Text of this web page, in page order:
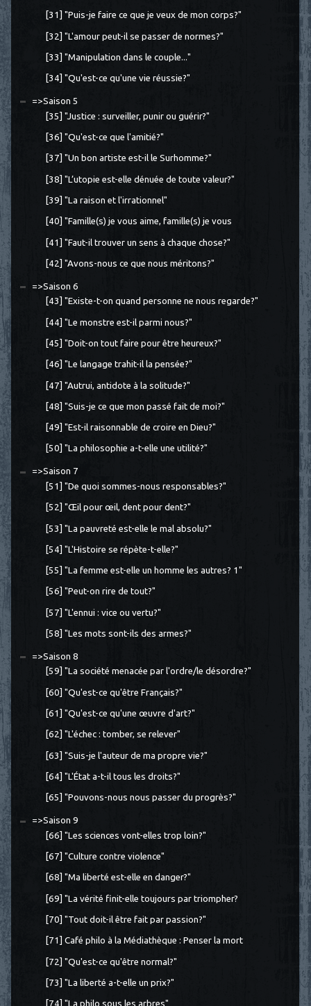
[31] "Puis-je faire ce que je veux de mon corps?"
[32] "L'amour peut-il se passer de normes?"
[33] "Manipulation dans le couple..."
[34] "Qu'est-ce qu'une vie réussie?"
=>Saison 5
[35] "Justice : surveiller, punir ou guérir?"
[36] "Qu'est-ce que l'amitié?"
[37] "Un bon artiste est-il le Surhomme?"
[38] "L’utopie est-elle dénuée de toute valeur?"
[39] "La raison et l'irrationnel"
[40] "Famille(s) je vous aime, famille(s) je vous
[41] "Faut-il trouver un sens à chaque chose?"
[42] "Avons-nous ce que nous méritons?"
=>Saison 6
[43] "Existe-t-on quand personne ne nous regarde?"
[44] "Le monstre est-il parmi nous?"
[45] "Doit-on tout faire pour être heureux?"
[46] "Le langage trahit-il la pensée?"
[47] "Autrui, antidote à la solitude?"
[48] "Suis-je ce que mon passé fait de moi?"
[49] "Est-il raisonnable de croire en Dieu?"
[50] "La philosophie a-t-elle une utilité?"
=>Saison 7
[51] "De quoi sommes-nous responsables?"
[52] "Œil pour œil, dent pour dent?"
[53] "La pauvreté est-elle le mal absolu?"
[54] "L'Histoire se répète-t-elle?"
[55] "La femme est-elle un homme les autres? 1"
[56] "Peut-on rire de tout?"
[57] "L'ennui : vice ou vertu?"
[58] "Les mots sont-ils des armes?"
=>Saison 8
[59] "La société menacée par l'ordre/le désordre?"
[60] "Qu'est-ce qu'être Français?"
[61] "Qu'est-ce qu'une œuvre d'art?"
[62] "L'échec : tomber, se relever"
[63] "Suis-je l'auteur de ma propre vie?"
[64] "L'État a-t-il tous les droits?"
[65] "Pouvons-nous nous passer du progrès?"
=>Saison 9
[66] "Les sciences vont-elles trop loin?"
[67] "Culture contre violence"
[68] "Ma liberté est-elle en danger?"
[69] "La vérité finit-elle toujours par triompher?
[70] "Tout doit-il être fait par passion?"
[71] Café philo à la Médiathèque : Penser la mort
[72] "Qu'est-ce qu'être normal?"
[73] "La liberté a-t-elle un prix?"
[74] "La philo sous les arbres"